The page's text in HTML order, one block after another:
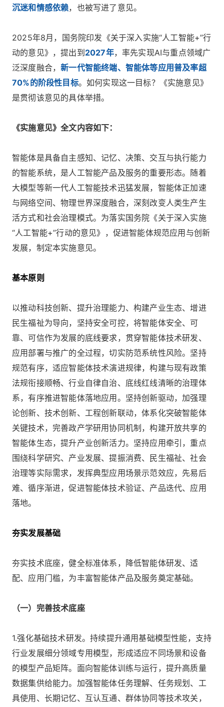
沉迷和情感依赖，也被写进了意见。
2025年8月，国务院印发《关于深入实施“人工智能+”行
动的意见》，提出到 2027年，率先实现AI与重点领域广
泛深度融合，新一代智能终端、智能体等应用普及率超
70%的阶段性目标。如何实现这一目标？《实施意见》
是贯彻该意见的具体举措。
《实施意见》全文内容如下：
智能体是具备自主感知、记忆、决策、交互与执行能力
的智能系统，是人工智能产品及服务的重要形态。随着
大模型等新一代人工智能技术迅猛发展，智能体正加速
与网络空间、物理世界深度融合，深刻改变人类生产生
活方式和社会治理模式。为落实国务院《关于深入实施
“人工智能+”行动的意见》，促进智能体规范应用与创新
发展，制定本实施意见。
基本原则
以推动科技创新、提升治理能力、构建产业生态、增进
民生福祉为导向，坚持安全可控，将智能体安全、可
靠、可信作为发展的底线要求，贯穿智能体技术研发、
应用部署与推广的全过程，切实防范系统性风险。坚持
规范有序，适应智能体技术演进规律，构建与现有政策
法规衔接顺畅、行业自律自治、底线红线清晰的治理体
系，有序推进智能体落地应用。坚持创新驱动，加强理
论创新、技术创新、工程创新联动，体系化突破智能体
关键技术，完善政产学研用协同机制，构建开放共享的
智能体生态，提升产业创新活力。坚持应用牵引，重点
围绕科学研究、产业发展、提振消费、民生福祉、社会
治理等实际需求，发挥典型应用场景示范效应，先易后
难、循序渐进，促进智能体技术验证、产品迭代、应用
落地。
夯实发展基础
夯实技术底座，健全标准体系，降低智能体研发、适
配、应用门槛，为丰富智能体产品及服务奠定基础。
（一）完善技术底座
1.强化基础技术研发。持续提升通用基础模型性能，支持
行业发展细分领域专用模型，形成适应不同场景和设备
的模型产品矩阵。面向智能体训练与运行，提升高质量
数据集供给能力。加强智能体任务理解、任务规划、工
具使用、长期记忆、互认互通、群体协同等技术攻关，